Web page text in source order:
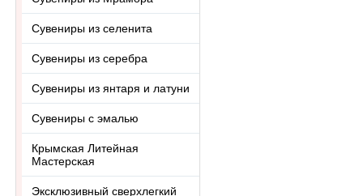
Сувениры из селенита
Сувениры из серебра
Сувениры из янтаря и латуни
Сувениры с эмалью
Крымская Литейная
Мастерская
Эксклюзивный сверхлегкий